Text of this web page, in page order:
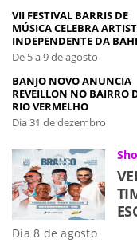
VII FESTIVAL BARRIS DE
MÚSICA CELEBRA
INDEPENDENTE DA
De 5 a 9 de agosto
BANJO NOVO ANUNCIA
REVEILLON NO BAIRRO
RIO VERMELHO
Dia 31 de dezembro
Dia 8 de agosto